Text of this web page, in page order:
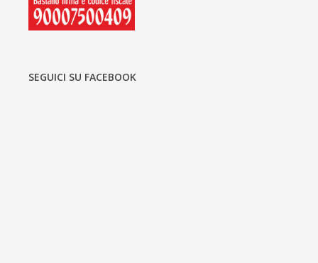
SEGUICI SU FACEBOOK